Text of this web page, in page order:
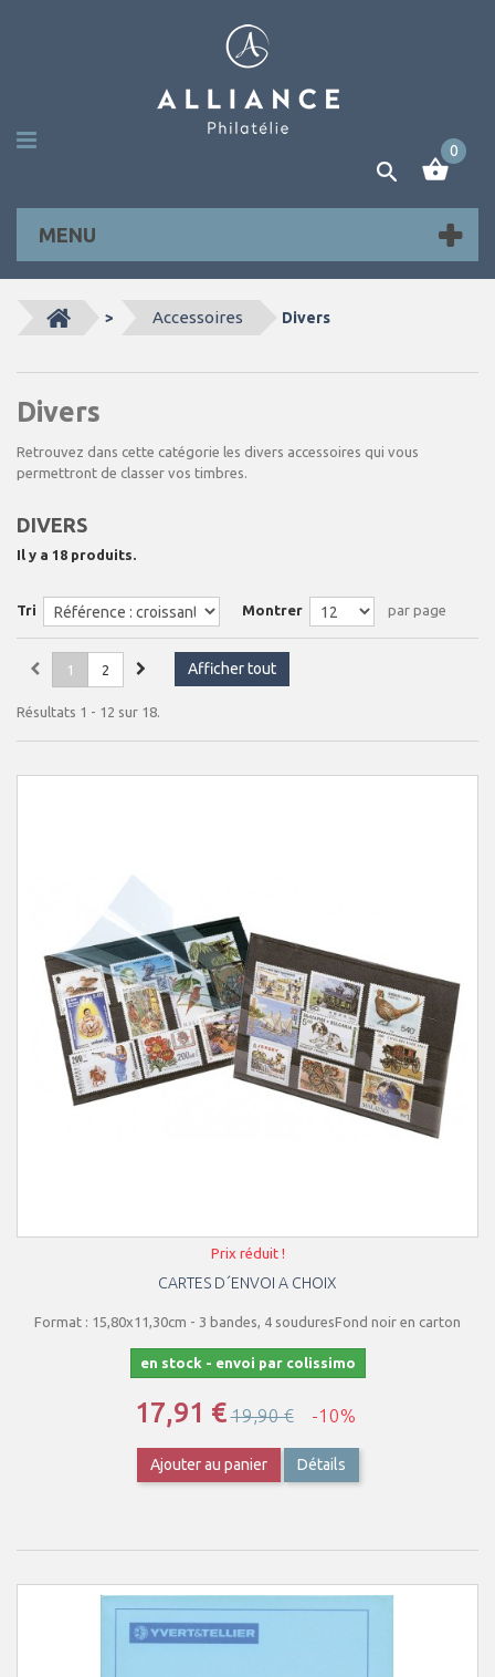
0
MENU
Accessoires
> Divers
Divers
Retrouvez dans cette catégorie les divers accessoires qui vous
permettront de classer vos timbres.
DIVERS
Il y a 18 produits.
Tri Montrer par page
Afficher tout
1 2
Résultats 1 - 12 sur 18.
Prix réduit !
CARTES D´ENVOI A CHOIX
Format : 15,80x11,30cm - 3 bandes, 4 souduresFond noir en carton
en stock - envoi par colissimo
17,91 €19,90 € -10%
Ajouter au panier Détails